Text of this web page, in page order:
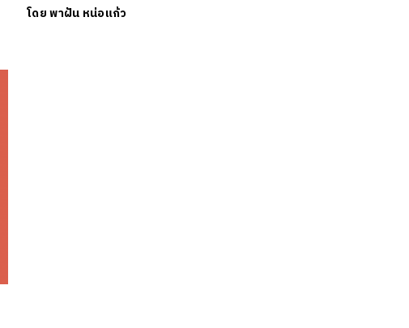
โดยพาฝัน หน่อแก้ว